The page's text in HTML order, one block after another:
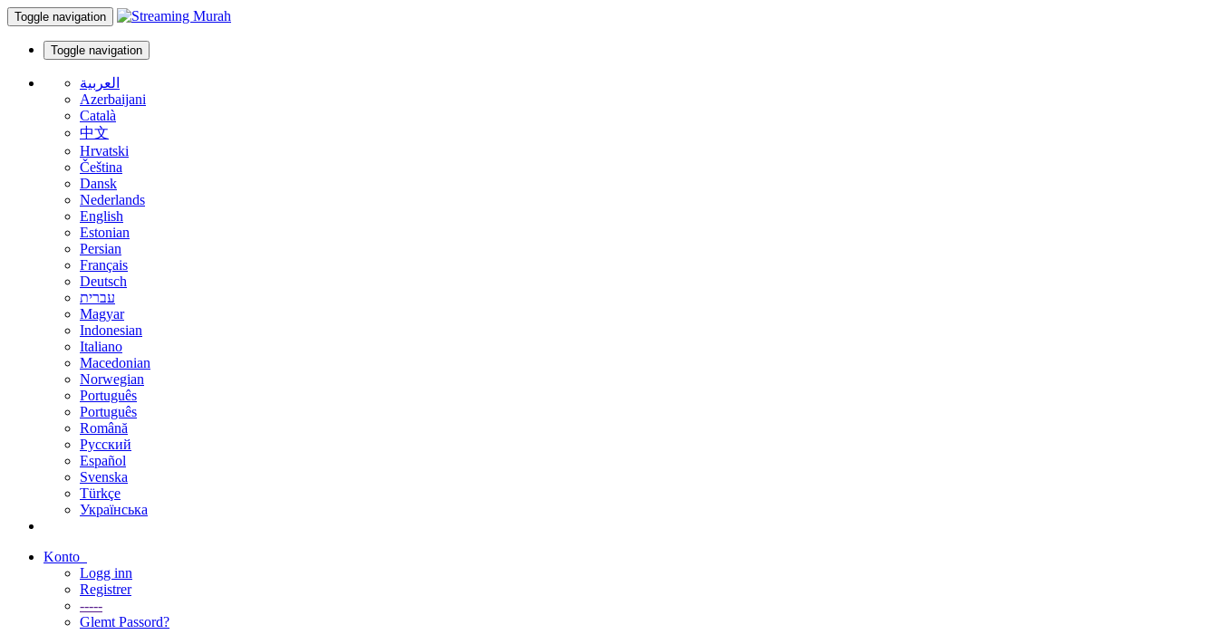
Toggle navigation
Toggle navigation
العربية
Azerbaijani
Català
中文
Hrvatski
Čeština
Dansk
Nederlands
English
Estonian
Persian
Français
Deutsch
עברית
Magyar
Indonesian
Italiano
Macedonian
Norwegian
Português
Português
Română
Русский
Español
Svenska
Türkçe
Українська
Konto
Logg inn
Registrer
-----
Glemt Passord?